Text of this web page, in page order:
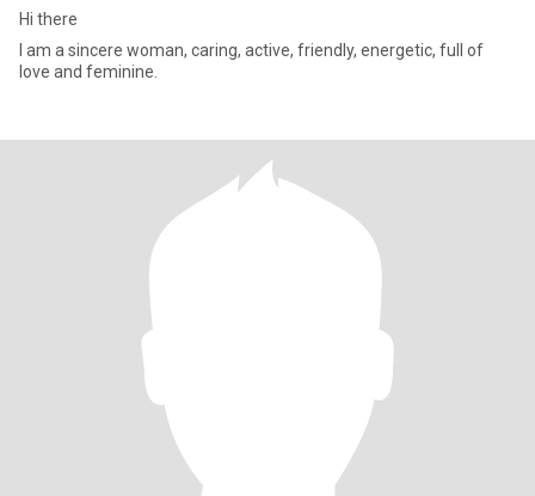
Hi there
I am a sincere woman, caring, active, friendly, energetic, full of
love and feminine.